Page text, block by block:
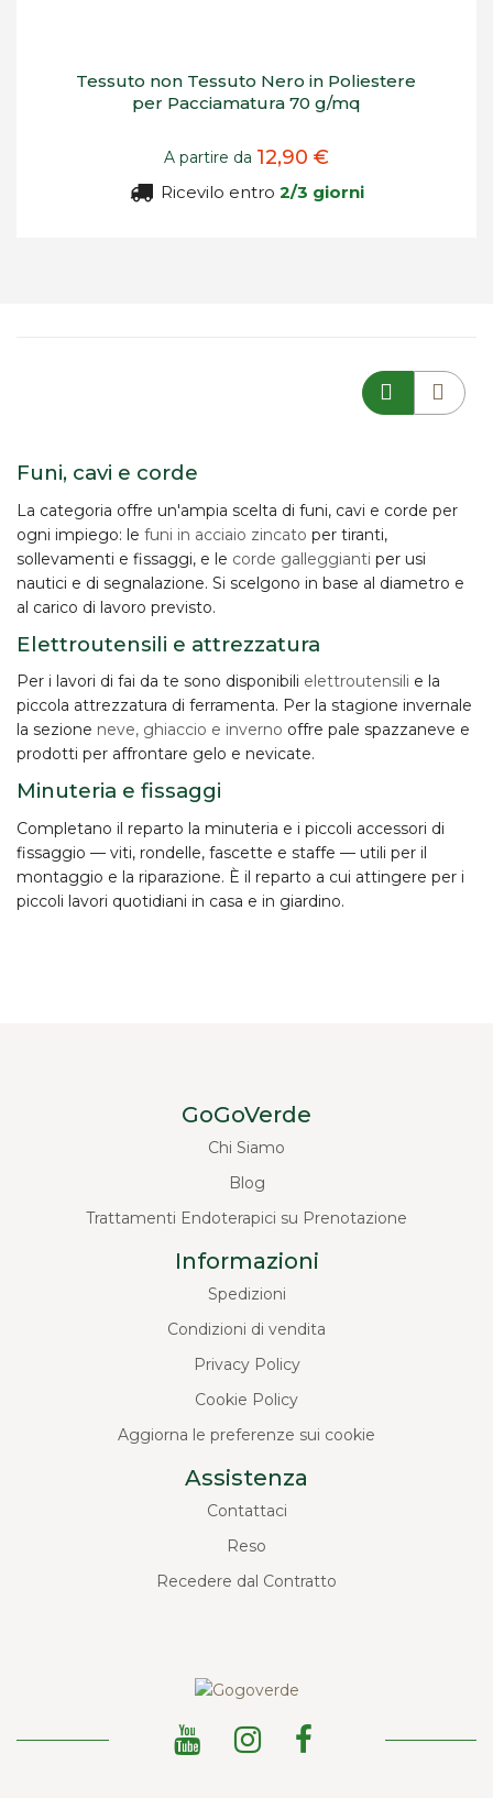
Tessuto non Tessuto Nero in Poliestere
per Pacciamatura 70 g/mq
A partire da 12,90 €
Ricevilo entro 2/3 giorni
Funi, cavi e corde
La categoria offre un'ampia scelta di funi, cavi e corde per
ogni impiego: le funi in acciaio zincato per tiranti,
sollevamenti e fissaggi, e le corde galleggianti per usi
nautici e di segnalazione. Si scelgono in base al diametro e
al carico di lavoro previsto.
Elettroutensili e attrezzatura
Per i lavori di fai da te sono disponibili elettroutensili e la
piccola attrezzatura di ferramenta. Per la stagione invernale
la sezione neve, ghiaccio e inverno offre pale spazzaneve e
prodotti per affrontare gelo e nevicate.
Minuteria e fissaggi
Completano il reparto la minuteria e i piccoli accessori di
fissaggio — viti, rondelle, fascette e staffe — utili per il
montaggio e la riparazione. È il reparto a cui attingere per i
piccoli lavori quotidiani in casa e in giardino.
GoGoVerde
Chi Siamo
Blog
Trattamenti Endoterapici su Prenotazione
Informazioni
Spedizioni
Condizioni di vendita
Privacy Policy
Cookie Policy
Aggiorna le preferenze sui cookie
Assistenza
Contattaci
Reso
Recedere dal Contratto